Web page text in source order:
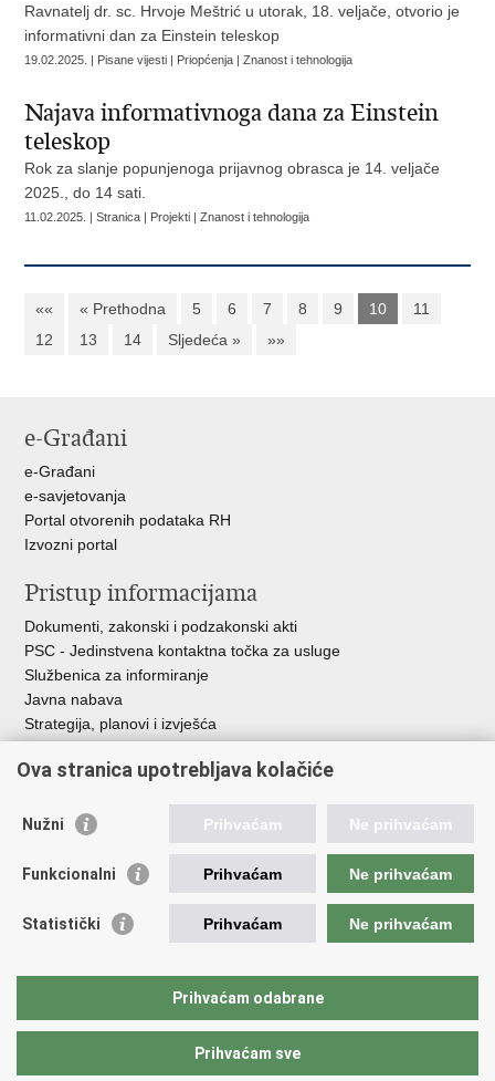
​Ravnatelj dr. sc. Hrvoje Meštrić u utorak, 18. veljače, otvorio je
informativni dan za Einstein teleskop
19.02.2025. | Pisane vijesti | Priopćenja | Znanost i tehnologija
Najava informativnoga dana za Einstein
teleskop
Rok za slanje popunjenoga prijavnog obrasca je 14. veljače
2025., do 14 sati.
11.02.2025. | Stranica | Projekti | Znanost i tehnologija
«« « Prethodna 5 6 7 8 9 10
11
12
13 14 Sljedeća » »»
e-Građani
e-Građani
e-savjetovanja
Portal otvorenih podataka RH
Izvozni portal
Pristup informacijama
Dokumenti, zakonski i podzakonski akti
PSC - Jedinstvena kontaktna točka za usluge
Službenica za informiranje
Javna nabava
Strategija, planovi i izvješća
Korisne poveznice
Vlada RH
ASOO
CARNET
Ova stranica upotrebljava kolačiće
Nužni Prihvaćam Ne prihvaćam
Funkcionalni Prihvaćam Ne prihvaćam
Statistički Prihvaćam Ne prihvaćam
Prihvaćam odabrane
Prihvaćam sve